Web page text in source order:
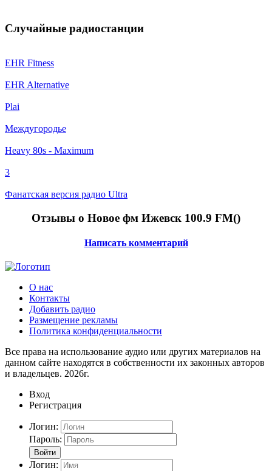
Случайные радиостанции
EHR Fitness
EHR Alternative
Plai
Междугородье
Heavy 80s - Maximum
3
Фанатская версия радио Ultra
Отзывы о Новое фм Ижевск 100.9 FM()
Написать комментарий
О нас
Контакты
Добавить радио
Размещение рекламы
Политика конфиденциальности
Все права на использование аудио или других материалов на
данном сайте находятся в собственности их законных авторов
и владельцев. 2026г.
Вход
Регистрация
Логин:
Пароль:
Войти
Логин: